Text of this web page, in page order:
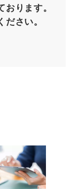
ります。
さい。